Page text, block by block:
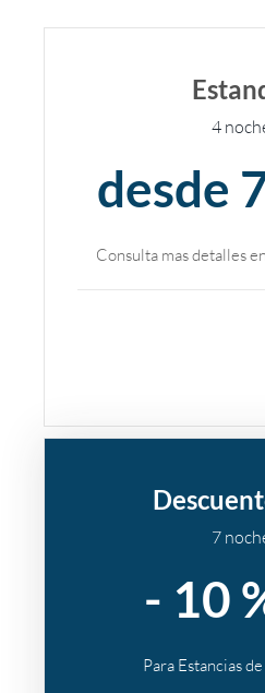
4
desde
Consulta mas detalles
7
- 10
Para Estancias